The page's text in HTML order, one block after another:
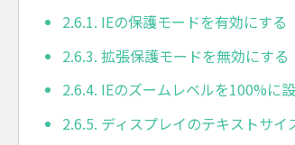
2.6.1. IEの保護モードを有効にする
2.6.3. 拡張保護モードを無効にする
2.6.4. IEのズームレベルを100%に
2.6.5. ディスプレイのテキストサ